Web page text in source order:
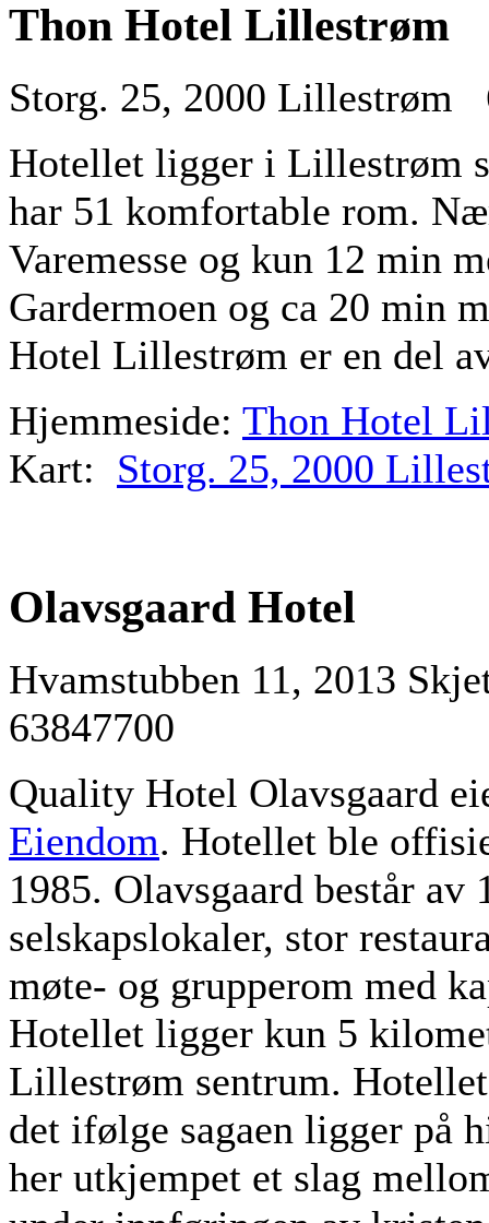
Thon Hotel Lillestrøm
Storg. 25, 2000 Lillestrøm
Hotellet ligger i Lillestrøm
har 51 komfortable rom.
Varemesse og kun 12 min
Gardermoen og ca 20 min
Hotel Lillestrøm er en del
Hjemmeside: Thon Hotel
Kart: Storg. 25, 2000
Olavsgaard Hotel
Hvamstubben 11, 2013
63847700
Quality Hotel Olavsgaard
Eiendom. Hotellet ble
1985. Olavsgaard består
selskapslokaler, stor
møte- og grupperom med
Hotellet ligger kun 5
Lillestrøm sentrum.
det ifølge sagaen ligger på
her utkjempet et slag